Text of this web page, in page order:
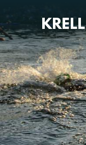
Inhalt
springen